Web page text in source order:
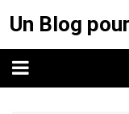
au
contenu
Un Blog